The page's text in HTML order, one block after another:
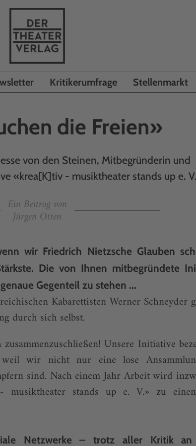
Kritikerumfrage Stellenmarkt
die Freien»
von den Steinen, Mitbegründerin und
«krea[K]tiv - musiktheater stands up e.
Ein Beitrag von
Jürgen Otten
wir Friedrich Nietzsche Glauben
Die von Ihnen mitbegründete
Gegenteil zu stehen ...
Kabarettisten Werner Schneyder
durch sich selbst.
Unsere Initiative
weil wir nicht nur eine lose
sind. Nach einem Jahr Arbeit wird
musiktheater stands up e. V.» zu
Netzwerke – trotz aller Kritik an